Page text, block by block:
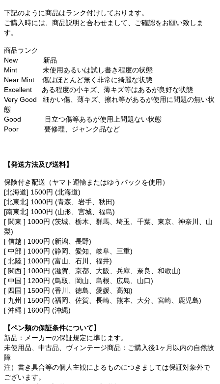
下記のように商品はランク付けしております。
ご購入時には、商品説明と合わせまして、ご確認をお願い致しま
す。
商品ランク
New 新品
Mint 未使用あるいは試し書き程度の状態
Near Mint 傷はほとんど無く非常に綺麗な状態
Excellent ある程度の小キズ、薄キズ等はあるが良好な状態
Very Good 細かい傷、薄キズ、擦れ等があるが使用に問題の無い状
態
Good 目立つ傷等あるが使用上問題ない状態
Poor 要修理、ジャンク品など
【発送方法及び送料】
保険付き配送（ヤマト運輸またはゆうパックを使用）
[北海道] 1500円 (北海道)
[北東北] 1000円 (青森、岩手、秋田)
[南東北] 1000円 (山形、宮城、福島)
[ 関東 ] 1000円 (茨城、栃木、群馬、埼玉、千葉、東京、神奈川、山
梨)
[ 信越 ] 1000円 (新潟、長野)
[ 中部 ] 1000円 (静岡、愛知、岐阜、三重)
[ 北陸 ] 1000円 (富山、石川、福井)
[ 関西 ] 1000円 (滋賀、京都、大阪、兵庫、奈良、和歌山)
[ 中国 ] 1200円 (鳥取、岡山、島根、広島、山口)
[ 四国 ] 1500円 (香川、徳島、愛媛、高知)
[ 九州 ] 1500円 (福岡、佐賀、長崎、熊本、大分、宮崎、鹿児島)
[ 沖縄 ] 1600円 (沖縄)
【ペン類の保証条件について】
新品：メーカーの保証規定に準じます。
未使用品、中古品、ヴィンテージ商品：ご購入後1ヶ月以内の自然故
障
注）書き具合等の個人主観によるものにつきましては保証対象外で
ございます。